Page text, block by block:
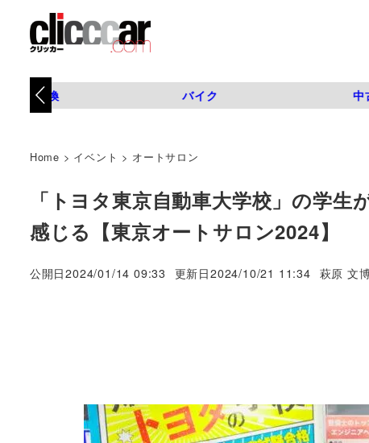
タイヤ交換 バイク 中
Home > イベント > オートサロン
「トヨタ東京自動車大学校」の学
感じる【東京オートサロン2024】
公開日2024/01/14 09:33 更新日2024/10/21 11:34 著
萩原 文